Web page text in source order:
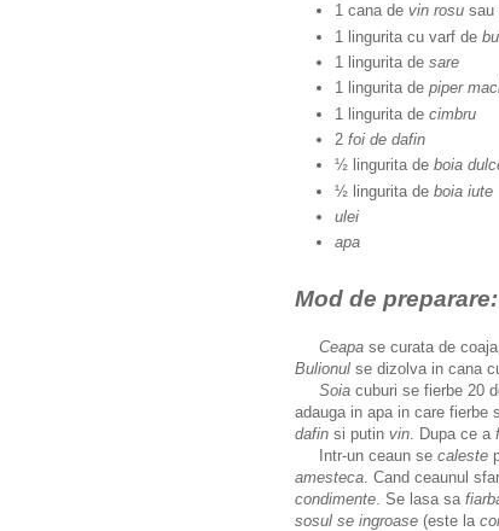
1 cana de vin rosu sau
1 lingurita cu varf de
1 lingurita de sare
1 lingurita de piper
1 lingurita de cimbru
2 foi de dafin
½ lingurita de boia
½ lingurita de boia iute
ulei
apa
Mod de preparare:
Ceapa se curata de
Bulionul se dizolva in cana
Soia cuburi se fierbe 20
adauga in apa in care fierbe
dafin si putin vin . Dupa ce a
Intr-un ceaun se caleste
amesteca . Cand ceaunul
condimente . Se lasa sa
sosul se ingroase (este la